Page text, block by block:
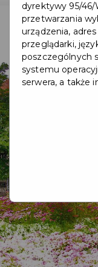
dyrektywy 95/46/
przetwarzania
urządzenia,
przeglądarki,
poszczególnych
systemu
serwera, a także